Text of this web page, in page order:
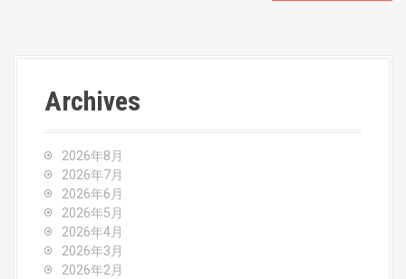
Archives
2026年8月
2026年7月
2026年6月
2026年5月
2026年4月
2026年3月
2026年2月